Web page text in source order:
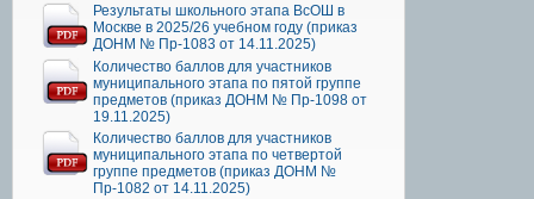
Результаты школьного этапа ВсОШ в
Москве в 2025/26 учебном году (приказ
ДОНМ № Пр-1083 от 14.11.2025)
Количество баллов для участников
муниципального этапа по пятой группе
предметов (приказ ДОНМ № Пр-1098 от
19.11.2025)
Количество баллов для участников
муниципального этапа по четвертой
группе предметов (приказ ДОНМ №
Пр-1082 от 14.11.2025)